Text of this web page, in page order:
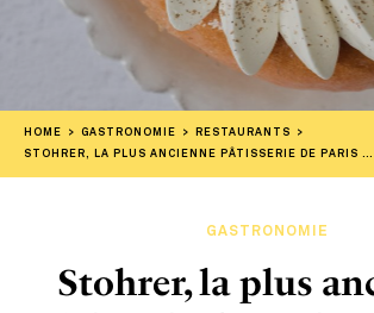
HOME GASTRONOMIE
RESTAURANTS
STOHRER, LA PLUS ANCIENNE PÂTISSERIE DE PARIS NOUS FAIT TOUJOURS RÊVER
GASTRONOMIE
Stohrer, la plus